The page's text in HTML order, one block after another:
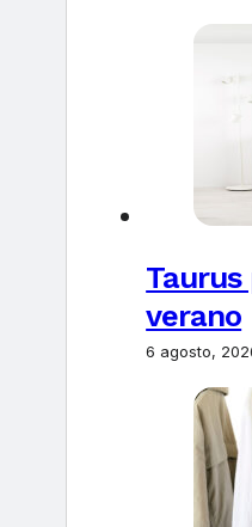
verano
6 agosto,